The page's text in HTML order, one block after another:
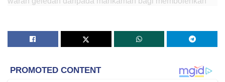
“Daripada 27 pemohonan, sebanyak 12 waran geledah
memeriksa semula premis judi yang dipercayai masih aktif